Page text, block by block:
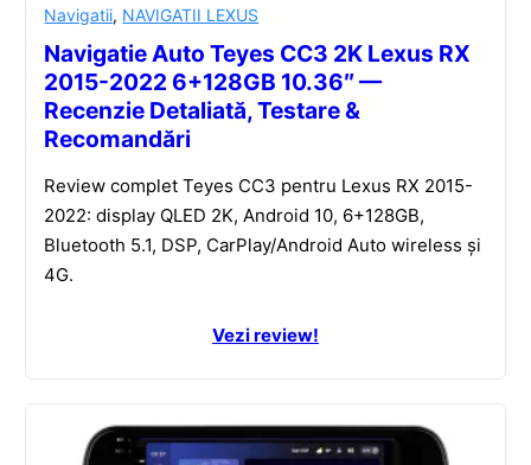
Navigatii, NAVIGATII LEXUS
Navigatie Auto Teyes CC3 2K Lexus RX
2015-2022 6+128GB 10.36″ —
Recenzie Detaliată, Testare &
Recomandări
Review complet Teyes CC3 pentru Lexus RX 2015-
2022: display QLED 2K, Android 10, 6+128GB,
Bluetooth 5.1, DSP, CarPlay/Android Auto wireless și
4G.
Vezi review!